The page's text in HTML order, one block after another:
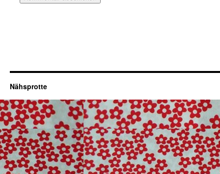
Nähsprotte